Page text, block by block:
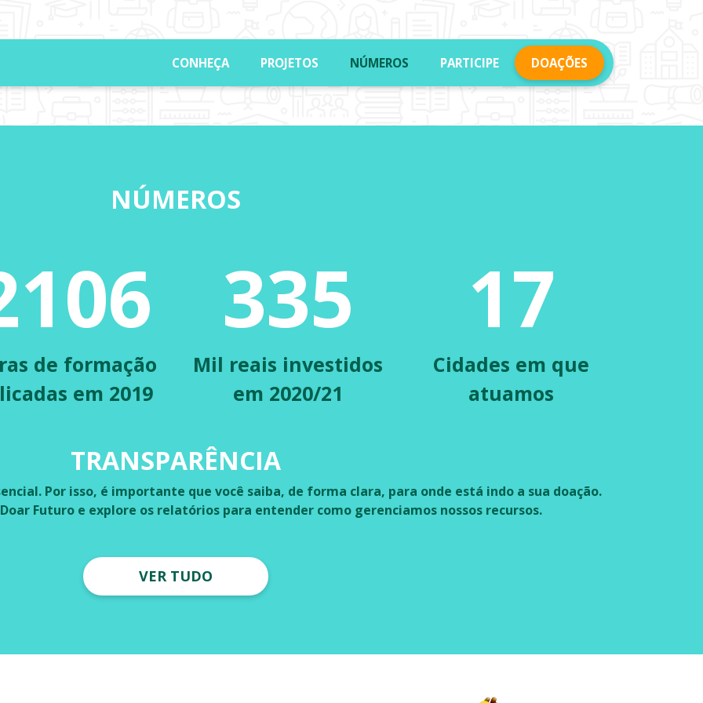
CONHEÇA PROJETOS NÚMEROS PARTICIPE DOAÇÕES
NÚMEROS
de formação
em 2019
335
Mil reais investidos
em 2020/21
17
Cidades em que
atuamos
TRANSPARÊNCIA
Por isso, é importante que você saiba, de forma clara, para onde está indo a sua doação.
Futuro e explore os relatórios para entender como gerenciamos nossos recursos.
VER TUDO